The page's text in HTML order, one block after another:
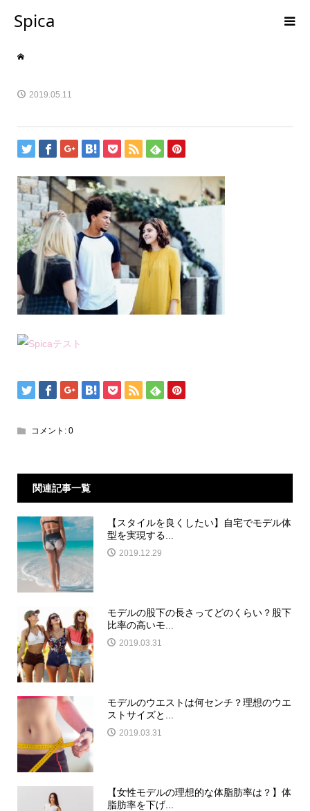
Spica
2019.05.11
コメント: 0
関連記事一覧
【スタイルを良くしたい】自宅でモデル体
型を実現する...
2019.12.29
モデルの股下の長さってどのくらい？股下
比率の高いモ...
2019.03.31
モデルのウエストは何センチ？理想のウエ
ストサイズと...
2019.03.31
【女性モデルの理想的な体脂肪率は？】体
脂肪率を下げ...